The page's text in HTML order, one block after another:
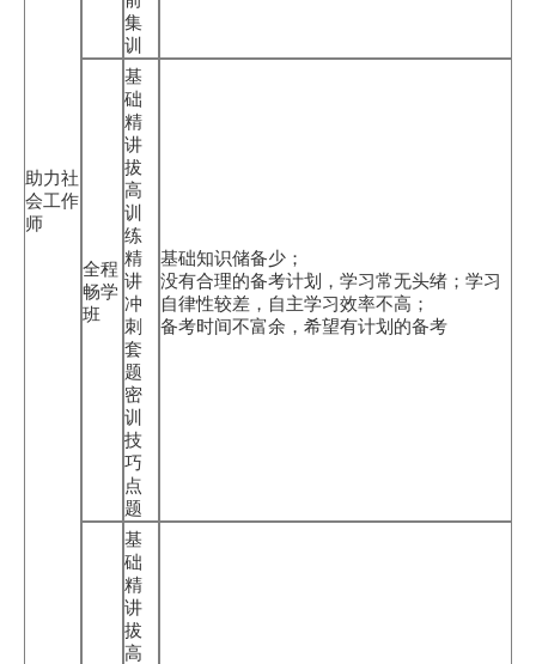
助力社
会工作
师
集
训
全程
畅学
班
基
础
精
讲
拔
高
训
练
精
讲
冲
刺
套
题
密
训
技
巧
点
题
基础知识储备少；
没有合理的备考计划，学习常无头绪；学习
自律性较差，自主学习效率不高；
备考时间不富余，希望有计划的备考
基
础
精
讲
拔
高